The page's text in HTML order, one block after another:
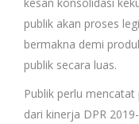
publik akan proses
bermakna demi
publik secara luas.
Publik perlu
dari kinerja DPR